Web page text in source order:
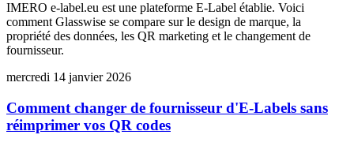
IMERO e-label.eu est une plateforme E-Label établie. Voici
comment Glasswise se compare sur le design de marque, la
propriété des données, les QR marketing et le changement de
fournisseur.
mercredi 14 janvier 2026
Comment changer de fournisseur d'E-Labels sans
réimprimer vos QR codes